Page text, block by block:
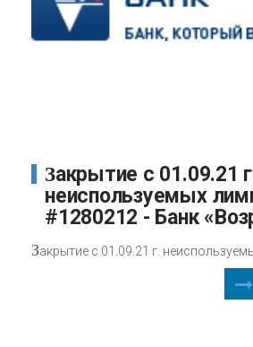
Закрытие с 01.09.21 г.
неиспользуемых
#1280212 - Банк
Закрытие с 01.09.21 г.